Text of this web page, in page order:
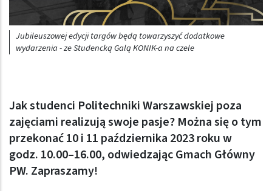
Jubileuszowej edycji targów będą towarzyszyć dodatkowe
wydarzenia - ze Studencką Galą KONIK-a na czele
Jak studenci Politechniki Warszawskiej poza
zajęciami realizują swoje pasje? Można się o tym
przekonać 10 i 11 października 2023 roku w
godz. 10.00–16.00, odwiedzając Gmach Główny
PW. Zapraszamy!